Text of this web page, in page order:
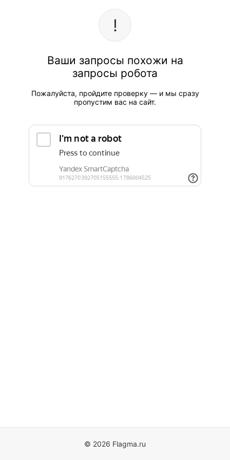
Ваши запросы похожи на
запросы робота
Пожалуйста, пройдите проверку — и мы сразу
пропустим вас на сайт.
© 2026 Flagma.ru